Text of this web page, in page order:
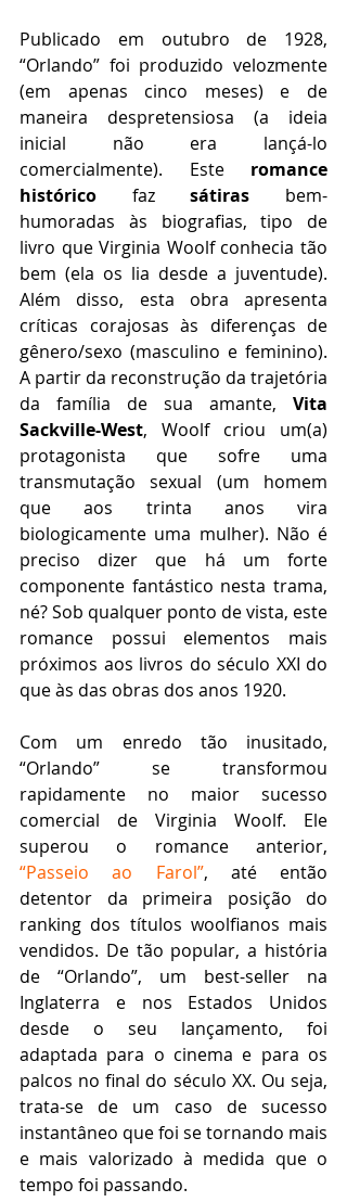
Publicado em outubro de 1928,
“Orlando” foi produzido velozmente
(em apenas cinco meses) e de
maneira despretensiosa (a ideia
inicial não era lançá-lo
comercialmente). Este romance
histórico faz sátiras bem-
humoradas às biografias, tipo de
livro que Virginia Woolf conhecia tão
bem (ela os lia desde a juventude).
Além disso, esta obra apresenta
críticas corajosas às diferenças de
gênero/sexo (masculino e feminino).
A partir da reconstrução da trajetória
da família de sua amante, Vita
Sackville-West, Woolf criou um(a)
protagonista que sofre uma
transmutação sexual (um homem
que aos trinta anos vira
biologicamente uma mulher). Não é
preciso dizer que há um forte
componente fantástico nesta trama,
né? Sob qualquer ponto de vista, este
romance possui elementos mais
próximos aos livros do século XXI do
que às das obras dos anos 1920.
Com um enredo tão inusitado,
“Orlando” se transformou
rapidamente no maior sucesso
comercial de Virginia Woolf. Ele
“Passeio ao Farol”, até então
detentor da primeira posição do
ranking dos títulos woolfianos mais
vendidos. De tão popular, a história
de “Orlando”, um best-seller na
Inglaterra e nos Estados Unidos
desde o seu lançamento, foi
adaptada para o cinema e para os
palcos no final do século XX. Ou seja,
trata-se de um caso de sucesso
instantâneo que foi se tornando mais
e mais valorizado à medida que o
tempo foi passando.